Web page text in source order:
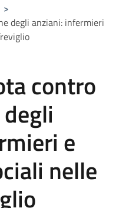
>
degli anziani: infermieri
contro
e
nelle